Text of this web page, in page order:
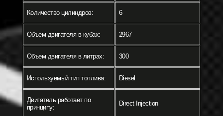
Количество цилиндров: 6
Объем двигателя в кубах: 2967
Объем двигателя в литрах: 300
Используемый тип топлива: Diesel
Двигатель работает по
принципу:
Direct Injection